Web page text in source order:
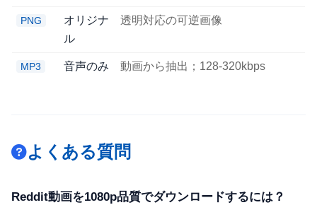
PNG
オリジナ
ル
透明対応の可逆画像
MP3 音声のみ 動画から抽出；128-320kbps
よくある質問
Reddit動画を1080p品質でダウンロードするには？